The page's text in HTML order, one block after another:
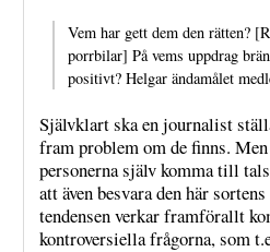
Vem har gett dem den rätten?
porrbilar] På vems uppdrag
positivt? Helgar ändamålet
Självklart ska en journalist
fram problem om de finns.
personerna själv komma till
att även besvara den här
tendensen verkar framförallt
kontroversiella frågorna, som